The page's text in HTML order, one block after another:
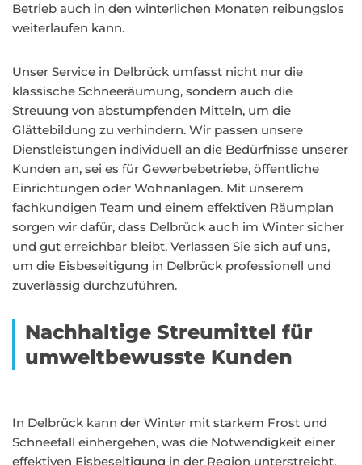
Betrieb auch in den winterlichen Monaten reibungslos
weiterlaufen kann.
Unser Service in Delbrück umfasst nicht nur die
klassische Schneeräumung, sondern auch die
Streuung von abstumpfenden Mitteln, um die
Glättebildung zu verhindern. Wir passen unsere
Dienstleistungen individuell an die Bedürfnisse unserer
Kunden an, sei es für Gewerbebetriebe, öffentliche
Einrichtungen oder Wohnanlagen. Mit unserem
fachkundigen Team und einem effektiven Räumplan
sorgen wir dafür, dass Delbrück auch im Winter sicher
und gut erreichbar bleibt. Verlassen Sie sich auf uns,
um die Eisbeseitigung in Delbrück professionell und
zuverlässig durchzuführen.
Nachhaltige Streumittel für
umweltbewusste Kunden
In Delbrück kann der Winter mit starkem Frost und
Schneefall einhergehen, was die Notwendigkeit einer
effektiven Eisbeseitigung in der Region unterstreicht.